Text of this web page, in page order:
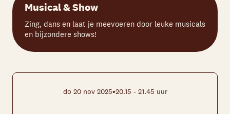
Musical & Show
Zing, dans en laat je meevoeren door leuke musicals
en bijzondere shows!
do 20 nov 2025•20.15 - 21.45 uur